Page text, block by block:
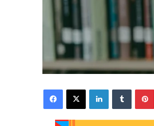
Facebook X Linkedin